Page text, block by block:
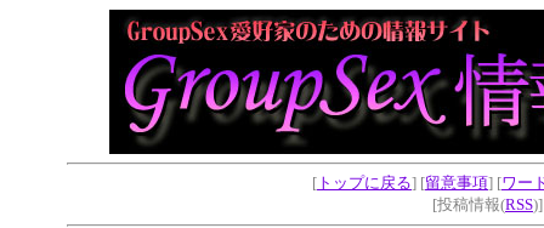
[ トップに戻る] [留意事項] [ワー
[投稿情報(RSS